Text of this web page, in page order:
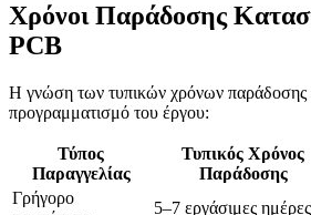
Χρόνοι Παράδοσης
PCB
Η γνώση των τυπικών χρόνων παράδοσης
προγραμματισμό του έργου:
Τύπος
Παραγγελίας
Τυπικός Χρόνος
Παράδοσης
Γρήγορο
5–7 εργάσιμες ημέρες